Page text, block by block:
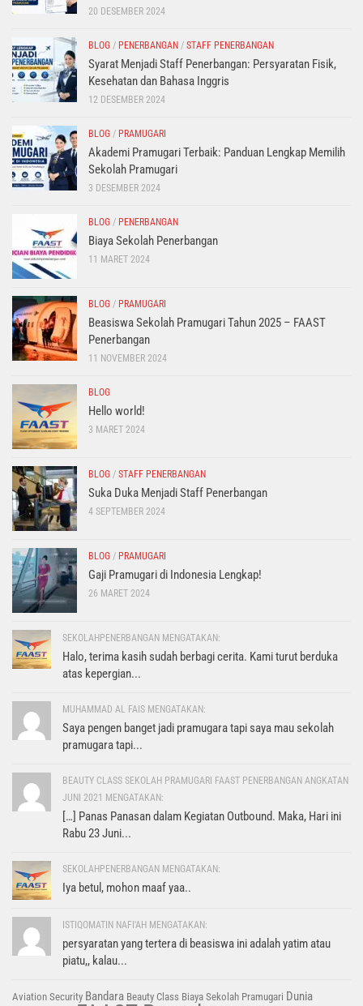
20 DESEMBER 2024
BLOG / PENERBANGAN / STAFF PENERBANGAN
Syarat Menjadi Staff Penerbangan: Persyaratan Fisik,
Kesehatan dan Bahasa Inggris
12 DESEMBER 2024
BLOG / PRAMUGARI
Akademi Pramugari Terbaik: Panduan Lengkap Memilih
Sekolah Pramugari
3 DESEMBER 2024
BLOG / PENERBANGAN
Biaya Sekolah Penerbangan
11 MARET 2024
BLOG / PRAMUGARI
Beasiswa Sekolah Pramugari Tahun 2025 – FAAST
Penerbangan
11 NOVEMBER 2024
BLOG
Hello world!
3 MARET 2024
BLOG / STAFF PENERBANGAN
Suka Duka Menjadi Staff Penerbangan
4 SEPTEMBER 2024
BLOG / PRAMUGARI
Gaji Pramugari di Indonesia Lengkap!
26 MARET 2024
SEKOLAHPENERBANGAN MENGATAKAN:
Halo, terima kasih sudah berbagi cerita. Kami turut berduka
atas kepergian...
MUHAMMAD AL FAIS MENGATAKAN:
Saya pengen banget jadi pramugara tapi saya mau sekolah
pramugara tapi...
BEAUTY CLASS SEKOLAH PRAMUGARI FAAST PENERBANGAN ANGKATAN
JUNI 2021 MENGATAKAN:
[…] Panas Panasan dalam Kegiatan Outbound. Maka, Hari ini
Rabu 23 Juni...
SEKOLAHPENERBANGAN MENGATAKAN:
Iya betul, mohon maaf yaa..
ISTIQOMATIN NAFI'AH MENGATAKAN:
persyaratan yang tertera di beasiswa ini adalah yatim atau
piatu,, kalau...
Aviation Security Bandara Beauty Class Biaya Sekolah Pramugari Dunia